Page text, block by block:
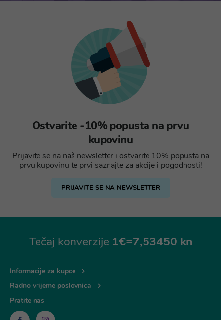
Ostvarite -10% popusta na prvu
kupovinu
Prijavite se na naš newsletter i ostvarite 10% popusta na
prvu kupovinu te prvi saznajte za akcije i pogodnosti!
PRIJAVITE SE NA NEWSLETTER
Tečaj konverzije 1€=7,53450 kn
Informacije za kupce
Radno vrijeme poslovnica
Pratite nas